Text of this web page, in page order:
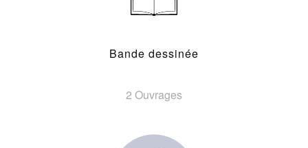
Bande dessinée
2 Ouvrages